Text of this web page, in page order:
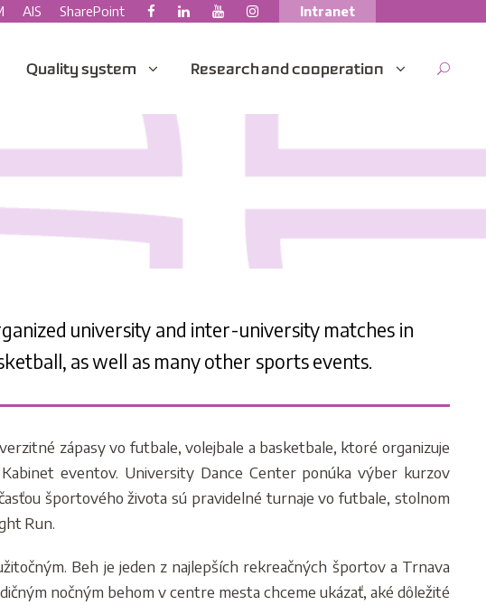
AIS SharePoint Intranet
Quality system Research and cooperation
university and inter-university matches in
as well as many other sports events.
zápasy vo futbale, volejbale a basketbale, ktoré organizuje
eventov. University Dance Center ponúka výber kurzov
športového života sú pravidelné turnaje vo futbale, stolnom
Run.
Beh je jeden z najlepších rekreačných športov a Trnava
nočným behom v centre mesta chceme ukázať, aké dôležité